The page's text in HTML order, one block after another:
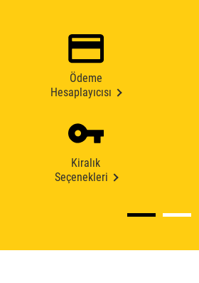
Ödeme
Hesaplayıcısı
Kiralık
Seçenekleri